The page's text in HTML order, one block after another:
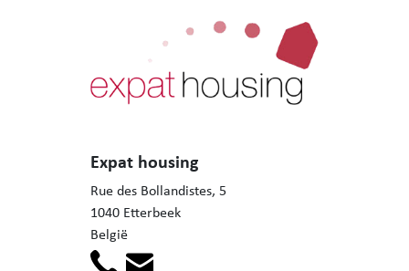
Expat housing
Rue des Bollandistes, 5
1040 Etterbeek
België